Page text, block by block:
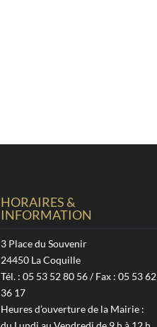
HORAIRES &
INFORMATION
3 Place du Souvenir
24450 La Coquille
Tél. : 05 53 52 80 56 / Fax : 05 53 62
36 17
Heures d’ouverture de la Mairie :